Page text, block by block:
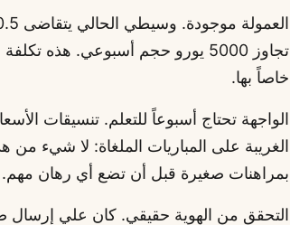
تجاوز 5000 يورو حجم أسبوعي. هذه تكلفة حقيقية وحسابات
خاصاً بها.
الواجهة تحتاج أسبوعاً للتعلم. تنسيقات
الغريبة على المباريات الملغاة: لا شيء
بمراهنات صغيرة قبل أن تضع أي رهان مهم.
التحقق من الهوية حقيقي. كان علي إرسال